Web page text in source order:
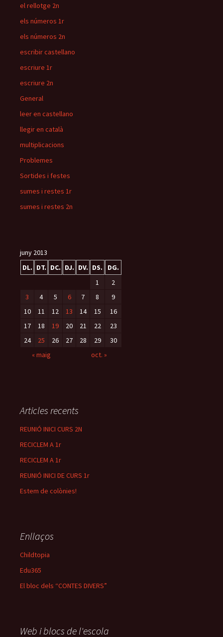
el rellotge 2n
els números 1r
els números 2n
escribir castellano
escriure 1r
escriure 2n
General
leer en castellano
llegir en català
multiplicacions
Problemes
Sortides i festes
sumes i restes 1r
sumes i restes 2n
juny 2013
DL. DT. DC. DJ. DV. DS. DG.
« maig oct. »
1
2
3
4 5 6 7 8
9
10
11 12 13 14 15
16
17
18 19 20 21 22
23
24
25 26 27 28 29 30
Articles recents
REUNIÓ INICI CURS 2N
RECICLEM A 1r
RECICLEM A 1r
REUNIÓ INICI DE CURS 1r
Estem de colònies!
Enllaços
Childtopia
Edu365
El bloc dels “CONTES DIVERS”
Web i blocs de l'escola